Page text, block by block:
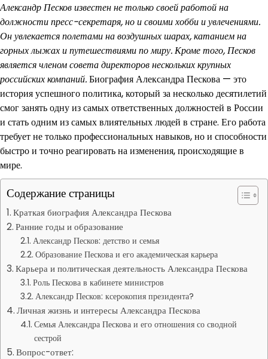
Александр Песков известен не только своей работой на
должности пресс-секретаря, но и своими хобби и увлечениями.
Он увлекается полетами на воздушных шарах, катанием на
горных лыжах и путешествиями по миру. Кроме того, Песков
является членом совета директоров нескольких крупных
российских компаний.Биография Александра Пескова — это
история успешного политика, который за несколько десятилетий
смог занять одну из самых ответственных должностей в России
и стать одним из самых влиятельных людей в стране. Его работа
требует не только профессиональных навыков, но и способности
быстро и точно реагировать на изменения, происходящие в
мире.
Содержание страницы
Краткая биография Александра Пескова
Ранние годы и образование
Александр Песков: детство и семья
Образование Пескова и его академическая карьера
Карьера и политическая деятельность Александра Пескова
Роль Пескова в кабинете министров
Александр Песков: ксерокопия президента?
Личная жизнь и интересы Александра Пескова
Семья Александра Пескова и его отношения со сводной
сестрой
Вопрос-ответ: